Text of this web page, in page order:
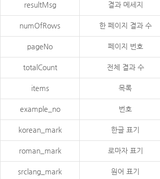
resultMsg 결과 메세지
numOfRows 한 페이지 결과 수
pageNo 페이지 번호
totalCount 전체 결과 수
items 목록
example_no 번호
korean_mark 한글 표기
roman_mark 로마자 표기
srclang_mark 원어 표기